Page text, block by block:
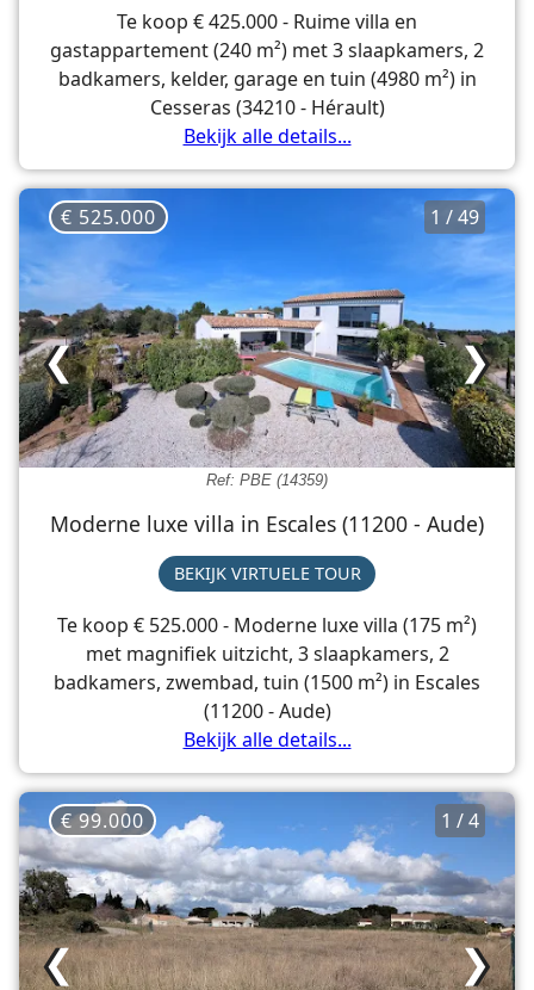
Te koop € 425.000 - Ruime villa en
gastappartement (240 m²) met 3 slaapkamers, 2
badkamers, kelder, garage en tuin (4980 m²) in
Cesseras (34210 - Hérault)
Bekijk alle details...
Ref: PBE (14359)
1 / 49
❯
❮
€ 525.000
Moderne luxe villa in Escales (11200 - Aude)
BEKIJK VIRTUELE TOUR
Te koop € 525.000 - Moderne luxe villa (175 m²)
met magnifiek uitzicht, 3 slaapkamers, 2
badkamers, zwembad, tuin (1500 m²) in Escales
(11200 - Aude)
Bekijk alle details...
1 / 4
❯
❮
€ 99.000